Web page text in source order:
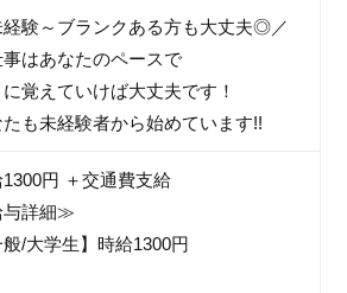
経験～ブランクある方も大丈夫◎／
事はあなたのペースで
覚えていけば大丈夫です！
たも未経験者から始めています!!
1300円 ＋交通費支給
詳細≫
般/大学生】時給1300円